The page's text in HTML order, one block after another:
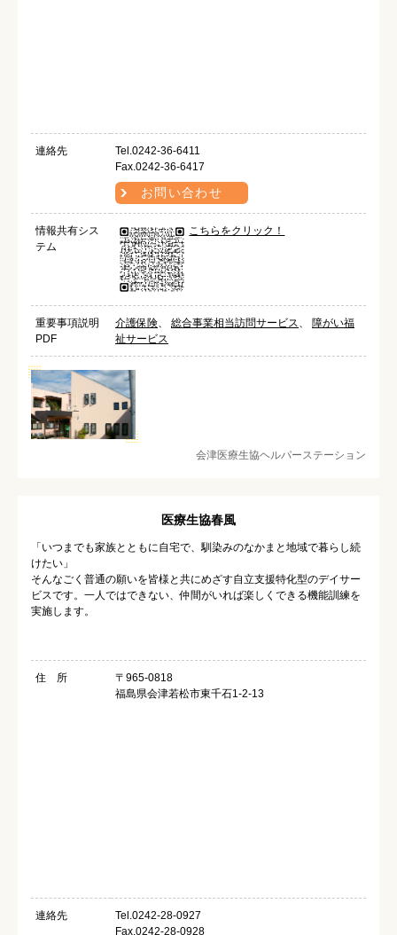
連絡先
Tel.0242-36-6411
Fax.0242-36-6417
お問い合わせ
情報共有シス
テム
こちらをクリック！
重要事項説明
PDF
介護保険 総合事業相当訪問サービス
障がい福
祉サービス
会津医療生協ヘルパーステーション
医療生協春風
「いつまでも家族とともに自宅で、馴染みのなかまと地域で暮らし続
けたい」
そんなごく普通の願いを皆様と共にめざす自立支援特化型のデイサー
ビスです。一人ではできない、仲間がいれば楽しくできる機能訓練を
実施します。
住 所
〒965-0818
福島県会津若松市東千石1-2-13
連絡先
Tel.0242-28-0927
Fax.0242-28-0928